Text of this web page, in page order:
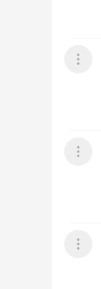
عرض القائمة
عرض القائمة
عرض القائمة